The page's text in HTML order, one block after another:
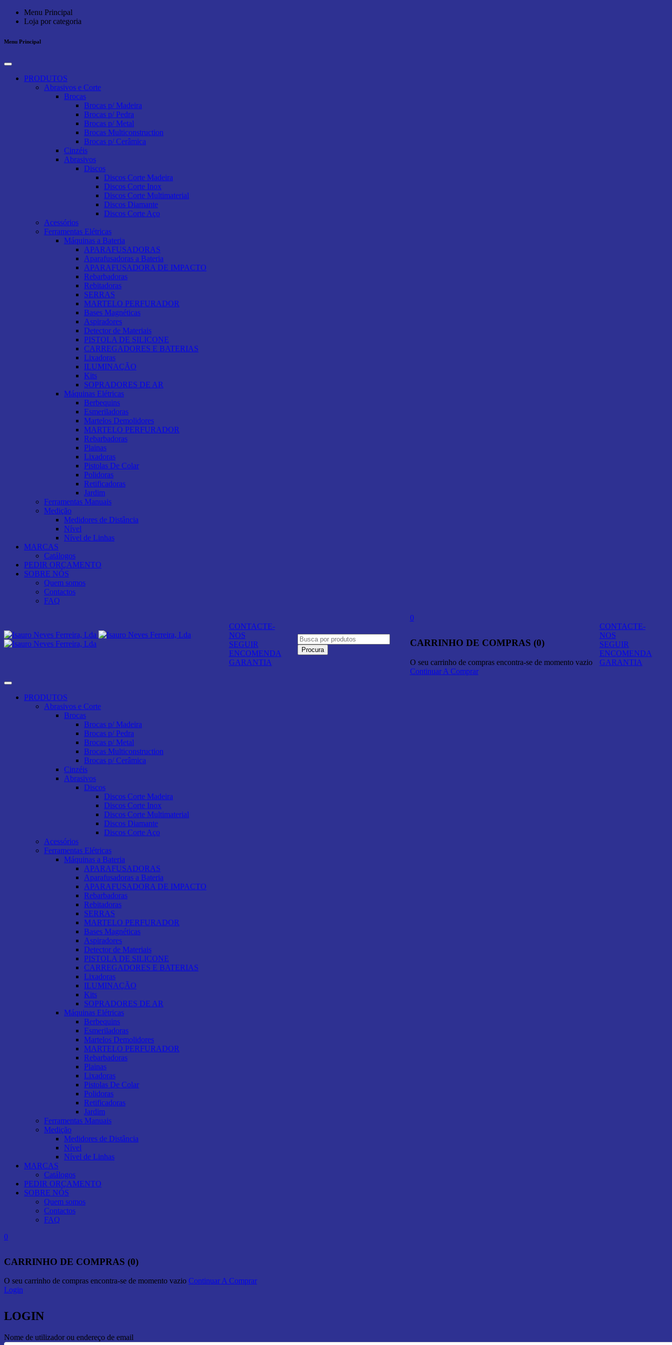
Menu Principal
Loja por categoria
Menu Principal
PRODUTOS
Abrasivos e Corte
Brocas
Brocas p/ Madeira
Brocas p/ Pedra
Brocas p/ Metal
Brocas Multiconstruction
Brocas p/ Cerâmica
Cinzéis
Abrasivos
Discos
Discos Corte Madeira
Discos Corte Inox
Discos Corte Multimaterial
Discos Diamante
Discos Corte Aço
Acessórios
Ferramentas Elétricas
Máquinas a Bateria
APARAFUSADORAS
Aparafusadoras a Bateria
APARAFUSADORA DE IMPACTO
Rebarbadoras
Rebitadoras
SERRAS
MARTELO PERFURADOR
Bases Magnéticas
Aspiradores
Detector de Materiais
PISTOLA DE SILICONE
CARREGADORES E BATERIAS
Lixadoras
ILUMINAÇÃO
Kits
SOPRADORES DE AR
Máquinas Elétricas
Berbequins
Esmeriladoras
Martelos Demolidores
MARTELO PERFURADOR
Rebarbadoras
Plainas
Lixadoras
Pistolas De Colar
Polidoras
Retificadoras
Jardim
Ferramentas Manuais
Medição
Medidores de Distância
Nível
Nível de Linhas
MARCAS
Catálogos
PEDIR ORÇAMENTO
SOBRE NÓS
Quem somos
Contactos
FAQ
CONTACTE-
NOS
SEGUIR
ENCOMENDA
GARANTIA
0
CARRINHO DE COMPRAS (0)
O seu carrinho de compras encontra-se de momento vazio
Continuar A Comprar
CONTACTE-
NOS
SEGUIR
ENCOMENDA
GARANTIA
PRODUTOS
Abrasivos e Corte
Brocas
Brocas p/ Madeira
Brocas p/ Pedra
Brocas p/ Metal
Brocas Multiconstruction
Brocas p/ Cerâmica
Cinzéis
Abrasivos
Discos
Discos Corte Madeira
Discos Corte Inox
Discos Corte Multimaterial
Discos Diamante
Discos Corte Aço
Acessórios
Ferramentas Elétricas
Máquinas a Bateria
APARAFUSADORAS
Aparafusadoras a Bateria
APARAFUSADORA DE IMPACTO
Rebarbadoras
Rebitadoras
SERRAS
MARTELO PERFURADOR
Bases Magnéticas
Aspiradores
Detector de Materiais
PISTOLA DE SILICONE
CARREGADORES E BATERIAS
Lixadoras
ILUMINAÇÃO
Kits
SOPRADORES DE AR
Máquinas Elétricas
Berbequins
Esmeriladoras
Martelos Demolidores
MARTELO PERFURADOR
Rebarbadoras
Plainas
Lixadoras
Pistolas De Colar
Polidoras
Retificadoras
Jardim
Ferramentas Manuais
Medição
Medidores de Distância
Nível
Nível de Linhas
MARCAS
Catálogos
PEDIR ORÇAMENTO
SOBRE NÓS
Quem somos
Contactos
FAQ
0
CARRINHO DE COMPRAS (0)
O seu carrinho de compras encontra-se de momento vazio Continuar A Comprar
Login
LOGIN
Nome de utilizador ou endereço de email